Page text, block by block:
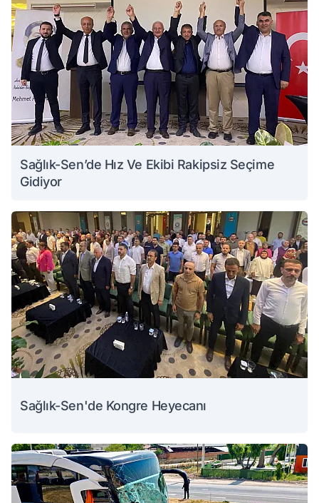
Sağlık-Sen’de Hız Ve Ekibi Rakipsiz Seçime
Gidiyor
Sağlık-Sen'de Kongre Heyecanı